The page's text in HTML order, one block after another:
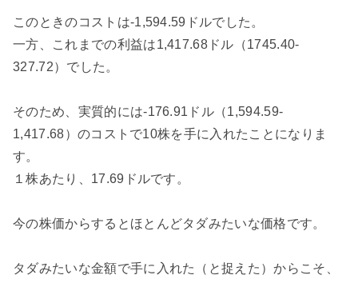
このときのコストは-1,594.59ドルでした。
一方、これまでの利益は1,417.68ドル（1745.40-
327.72）でした。
そのため、実質的には-176.91ドル（1,594.59-
1,417.68）のコストで10株を手に入れたことになりま
す。
１株あたり、17.69ドルです。
今の株価からするとほとんどタダみたいな価格です。
タダみたいな金額で手に入れた（と捉えた）からこそ、